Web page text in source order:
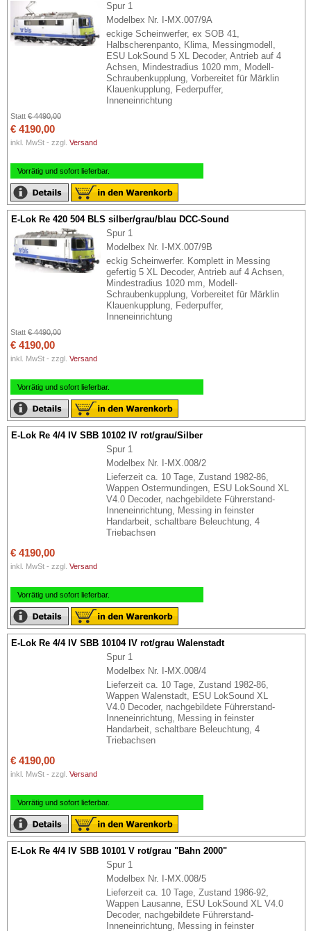
Spur 1
Modelbex Nr. I-MX.007/9A
eckige Scheinwerfer, ex SOB 41,
Halbscherenpanto, Klima, Messingmodell,
ESU LokSound 5 XL Decoder, Antrieb auf 4
Achsen, Mindestradius 1020 mm, Modell-
Schraubenkupplung, Vorbereitet für Märklin
Klauenkupplung, Federpuffer,
Inneneinrichtung
Statt € 4490,00
€ 4190,00
inkl. MwSt - zzgl. Versand
Vorrätig und sofort lieferbar.
E-Lok Re 420 504 BLS silber/grau/blau DCC-Sound
Spur 1
Modelbex Nr. I-MX.007/9B
eckig Scheinwerfer. Komplett in Messing
gefertig 5 XL Decoder, Antrieb auf 4 Achsen,
Mindestradius 1020 mm, Modell-
Schraubenkupplung, Vorbereitet für Märklin
Klauenkupplung, Federpuffer,
Inneneinrichtung
Statt € 4490,00
€ 4190,00
inkl. MwSt - zzgl. Versand
Vorrätig und sofort lieferbar.
E-Lok Re 4/4 IV SBB 10102 IV rot/grau/Silber
Spur 1
Modelbex Nr. I-MX.008/2
Lieferzeit ca. 10 Tage, Zustand 1982-86,
Wappen Ostermundingen, ESU LokSound XL
V4.0 Decoder, nachgebildete Führerstand-
Inneneinrichtung, Messing in feinster
Handarbeit, schaltbare Beleuchtung, 4
Triebachsen
€ 4190,00
inkl. MwSt - zzgl. Versand
Vorrätig und sofort lieferbar.
E-Lok Re 4/4 IV SBB 10104 IV rot/grau Walenstadt
Spur 1
Modelbex Nr. I-MX.008/4
Lieferzeit ca. 10 Tage, Zustand 1982-86,
Wappen Walenstadt, ESU LokSound XL
V4.0 Decoder, nachgebildete Führerstand-
Inneneinrichtung, Messing in feinster
Handarbeit, schaltbare Beleuchtung, 4
Triebachsen
€ 4190,00
inkl. MwSt - zzgl. Versand
Vorrätig und sofort lieferbar.
E-Lok Re 4/4 IV SBB 10101 V rot/grau "Bahn 2000"
Spur 1
Modelbex Nr. I-MX.008/5
Lieferzeit ca. 10 Tage, Zustand 1986-92,
Wappen Lausanne, ESU LokSound XL V4.0
Decoder, nachgebildete Führerstand-
Inneneinrichtung, Messing in feinster